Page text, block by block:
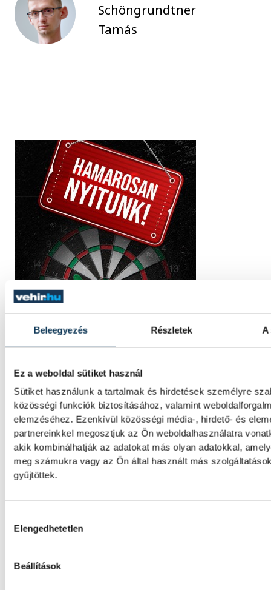
Beleegyezés Részletek A
Ez a weboldal sütiket használ
Sütiket használunk a tartalmak és hirdetések személyre
közösségi funkciók biztosításához, valamint
elemzéséhez. Ezenkívül közösségi média-, hirdető- és
partnereinkkel megosztjuk az Ön weboldalhasználatra
akik kombinálhatják az adatokat más olyan adatokkal,
meg számukra vagy az Ön által használt más
gyűjtöttek.
Elengedhetetlen
Beállítások
Schöngrundtner
Tamás